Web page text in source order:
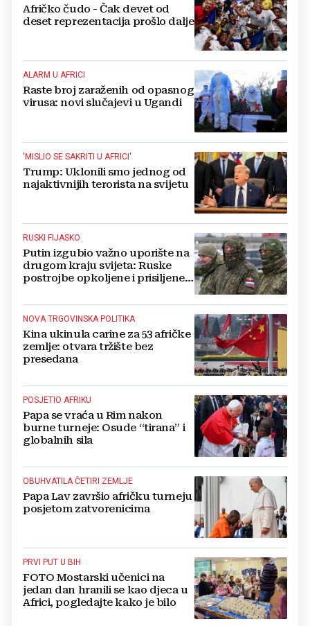
Afričko čudo - Čak devet od
deset reprezentacija prošlo dalje
ALARM U AFRICI
Raste broj zaraženih od opasnog
virusa: novi slučajevi u Ugandi
'MISLIO SE SAKRITI U AFRICI'
Trump: Uklonili smo jednog od
najaktivnijih terorista na svijetu
RUSKI FIJASKO
Putin izgubio važno uporište na
drugom kraju svijeta: Ruske
postrojbe opkoljene i prisiljene
NOVA TRGOVINSKA POLITIKA
Kina ukinula carine za 53 afričke
zemlje: otvara tržište bez
presedana
POSJETIO AFRIKU
Papa se vraća u Rim nakon
burne turneje: Osude “tirana” i
globalnih sila
OBUHVATILA ČETIRI ZEMLJE
Papa Lav završio afričku turneju
posjetom zatvorenicima
PRVI PUT U BIH
FOTO Mostarski učenici na
jedan dan hranili se kao djeca u
Africi, pogledajte kako je bilo